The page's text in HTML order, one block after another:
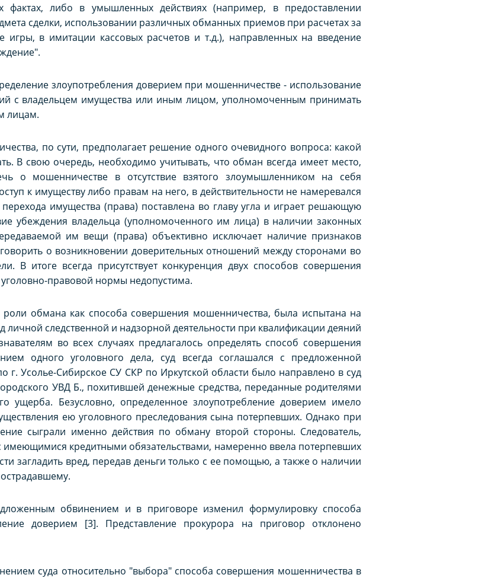
либо в умышленных действиях (например, в предоставлении
сделки, использовании различных обманных приемов при расчетах за
в имитации кассовых расчетов и т.д.), направленных на введение
злоупотребления доверием при мошенничестве - использование
с владельцем имущества или иным лицом, уполномоченным принимать
лицам.
по сути, предполагает решение одного очевидного вопроса: какой
В свою очередь, необходимо учитывать, что обман всегда имеет место,
о мошенничестве в отсутствие взятого злоумышленником на себя
к имуществу либо правам на него, в действительности не намеревался
имущества (права) поставлена во главу угла и играет решающую
убеждения владельца (уполномоченного им лица) в наличии законных
им вещи (права) объективно исключает наличие признаков
о возникновении доверительных отношений между сторонами во
В итоге всегда присутствует конкуренция двух способов совершения
уголовно-правовой нормы недопустима.
обмана как способа совершения мошенничества, была испытана на
личной следственной и надзорной деятельности при квалификации деяний
во всех случаях предлагалось определять способ совершения
одного уголовного дела, суд всегда соглашался с предложенной
г. Усолье-Сибирское СУ СКР по Иркутской области было направлено в суд
УВД Б., похитившей денежные средства, переданные родителями
ущерба. Безусловно, определенное злоупотребление доверием имело
ею уголовного преследования сына потерпевших. Однако при
сыграли именно действия по обману второй стороны. Следователь,
имеющимися кредитными обязательствами, намеренно ввела потерпевших
загладить вред, передав деньги только с ее помощью, а также о наличии
обвинением и в приговоре изменил формулировку способа
доверием [3]. Представление прокурора на приговор отклонено
суда относительно "выбора" способа совершения мошенничества в